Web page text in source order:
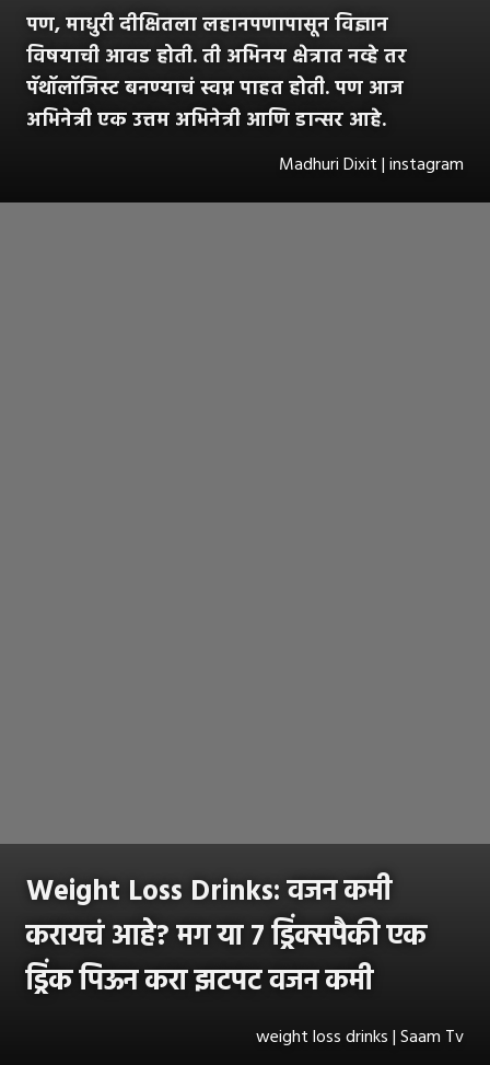
पण, माधुरी दीक्षितला लहानपणापासून विज्ञान
विषयाची आवड होती. ती अभिनय क्षेत्रात नव्हे तर
पॅथॉलॉजिस्ट बनण्याचं स्वप्न पाहत होती. पण आज
अभिनेत्री एक उत्तम अभिनेत्री आणि डान्सर आहे.
Madhuri Dixit | instagram
Weight Loss Drinks: वजन कमी
करायचं आहे? मग या ७ ड्रिंक्सपैकी एक
ड्रिंक पिऊन करा झटपट वजन कमी
weight loss drinks | Saam Tv